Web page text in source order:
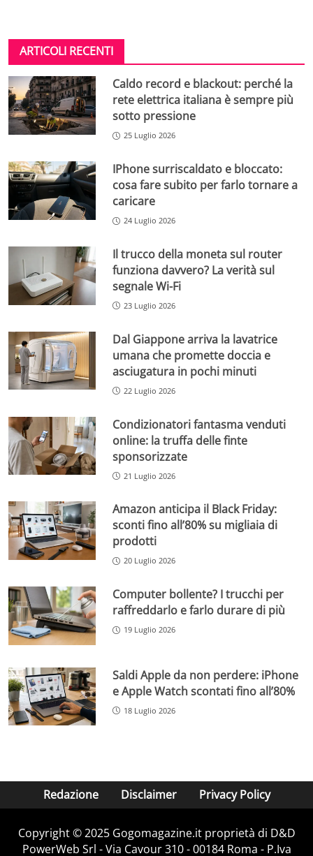
ARTICOLI RECENTI
Caldo record e blackout: perché la
rete elettrica italiana è sempre più
sotto pressione
25 Luglio 2026
IPhone surriscaldato e bloccato:
cosa fare subito per farlo tornare a
caricare
24 Luglio 2026
Il trucco della moneta sul router
funziona davvero? La verità sul
segnale Wi-Fi
23 Luglio 2026
Dal Giappone arriva la lavatrice
umana che promette doccia e
asciugatura in pochi minuti
22 Luglio 2026
Condizionatori fantasma venduti
online: la truffa delle finte
sponsorizzate
21 Luglio 2026
Amazon anticipa il Black Friday:
sconti fino all’80% su migliaia di
prodotti
20 Luglio 2026
Computer bollente? I trucchi per
raffreddarlo e farlo durare di più
19 Luglio 2026
Saldi Apple da non perdere: iPhone
e Apple Watch scontati fino all’80%
18 Luglio 2026
Redazione Disclaimer Privacy Policy
Copyright © 2025 Gogomagazine.it proprietà di D&D
PowerWeb Srl - Via Cavour 310 - 00184 Roma - P.Iva